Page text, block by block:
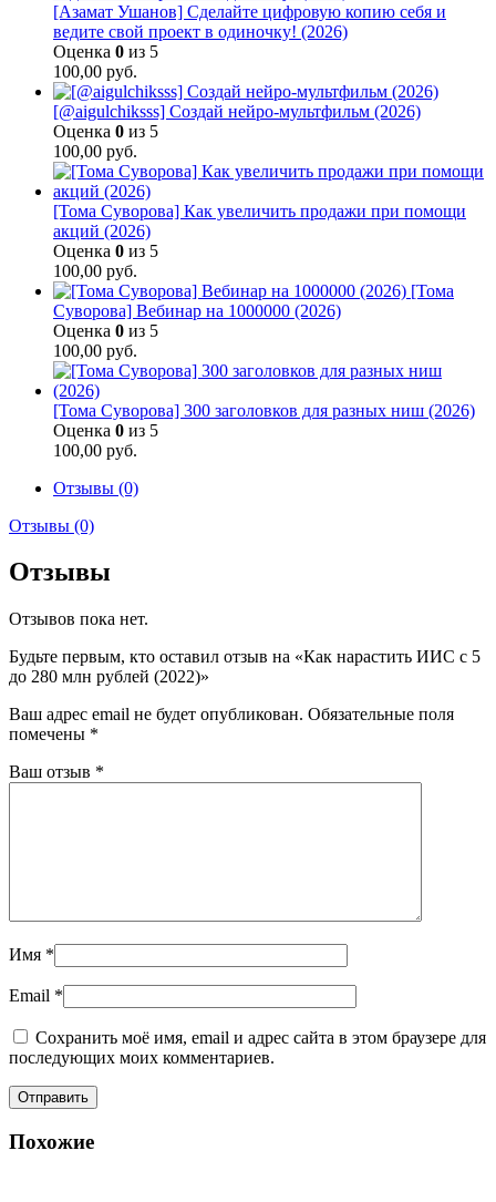
[Азамат Ушанов] Сделайте цифровую копию себя и
ведите свой проект в одиночку! (2026)
Оценка 0 из 5
100,00 руб.
[@aigulchiksss] Создай нейро-мультфильм (2026)
Оценка 0 из 5
100,00 руб.
[Тома Суворова] Как увеличить продажи при помощи
акций (2026)
Оценка 0 из 5
100,00 руб.
[Тома
Суворова] Вебинар на 1000000 (2026)
Оценка 0 из 5
100,00 руб.
[Тома Суворова] 300 заголовков для разных ниш (2026)
Оценка 0 из 5
100,00 руб.
Отзывы (0)
Отзывы (0)
Отзывы
Отзывов пока нет.
Будьте первым, кто оставил отзыв на «Как нарастить ИИС с 5
до 280 млн рублей (2022)»
Ваш адрес email не будет опубликован. Обязательные поля
помечены *
Ваш отзыв *
Имя *
Email *
Сохранить моё имя, email и адрес сайта в этом браузере для
последующих моих комментариев.
Похожие